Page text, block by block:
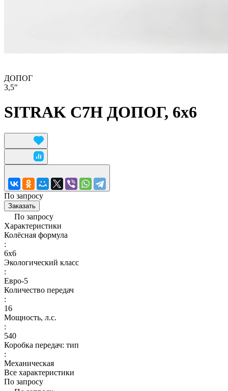
ДОПОГ
3,5"
SITRAK C7H ДОПОГ, 6x6
По запросу
Заказать
По запросу
Характеристики
Колёсная формула
:
6x6
Экологический класс
:
Евро-5
Количество передач
:
16
Мощность, л.с.
:
540
Коробка передач: тип
:
Механическая
Все характеристики
По запросу